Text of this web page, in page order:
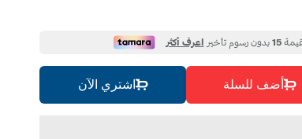
أضف للسلة اشتري الآن